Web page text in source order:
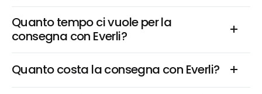
Quanto tempo ci vuole per la
consegna con Everli?
Quanto costa la consegna con Everli?